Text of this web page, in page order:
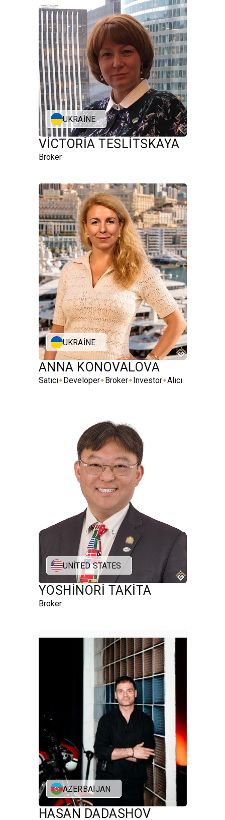
UKRAINE
VICTORIA TESLITSKAYA
Broker
UKRAINE
ANNA KONOVALOVA
Satıcı⬥Developer⬥Broker⬥Investor⬥Alıcı
UNITED STATES
YOSHINORI TAKITA
Broker
AZERBAIJAN
HASAN DADASHOV